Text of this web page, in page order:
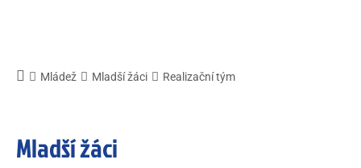
Mládež Mladší žáci Realizační tým
Mladší žáci